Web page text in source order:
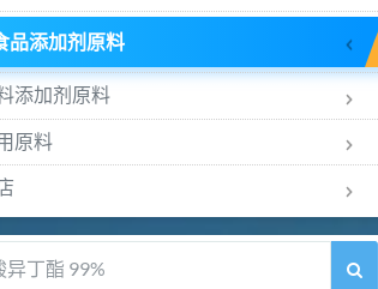
品添加剂原料
添加剂原料
原料
99%